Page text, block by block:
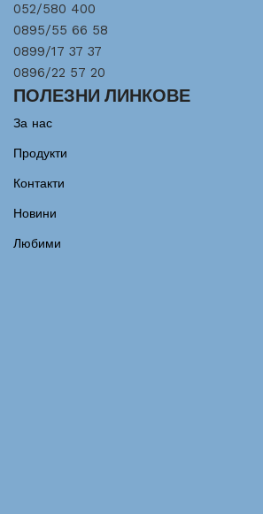
052/580 400
0895/55 66 58
0899/17 37 37
0896/22 57 20
ПОЛЕЗНИ ЛИНКОВЕ
За нас
Продукти
Контакти
Новини
Любими